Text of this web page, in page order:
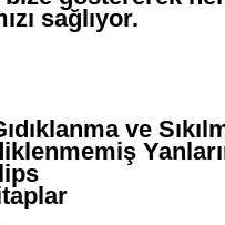
sağlıyor.
ve